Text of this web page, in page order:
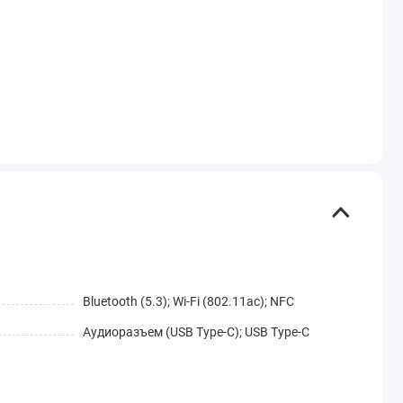
Bluetooth (5.3); Wi-Fi (802.11ac); NFC
Аудиоразъем (USB Type-C); USB Type-C